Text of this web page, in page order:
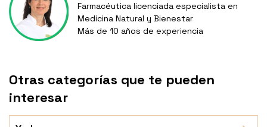
Farmacéutica licenciada especialista en
Medicina Natural y Bienestar
Más de 10 años de experiencia
Otras categorías que te pueden
interesar